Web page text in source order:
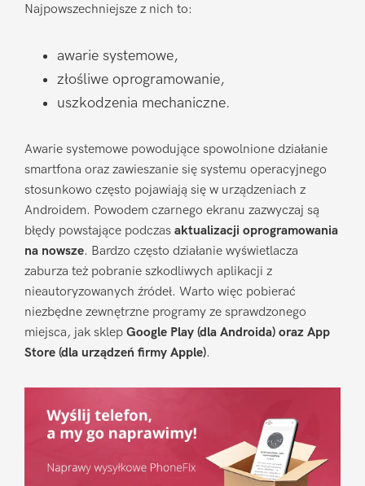
Najpowszechniejsze z nich to:
awarie systemowe,
złośliwe oprogramowanie,
uszkodzenia mechaniczne.
Awarie systemowe powodujące spowolnione działanie
smartfona oraz zawieszanie się systemu operacyjnego
stosunkowo często pojawiają się w urządzeniach z
Androidem. Powodem czarnego ekranu zazwyczaj są
błędy powstające podczas aktualizacji oprogramowania
na nowsze. Bardzo często działanie wyświetlacza
zaburza też pobranie szkodliwych aplikacji z
nieautoryzowanych źródeł. Warto więc pobierać
niezbędne zewnętrzne programy ze sprawdzonego
miejsca, jak sklep Google Play (dla Androida) oraz App
Store (dla urządzeń firmy Apple).